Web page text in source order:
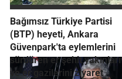
Bağımsız Türkiye Partisi
(BTP) heyeti, Ankara
Güvenpark'ta eylemlerini
sürdüren er şehit yakınları
ve er gazilerini ziyaret